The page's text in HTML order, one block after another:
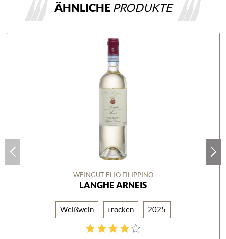
ÄHNLICHE PRODUKTE
WEINGUT ELIO FILIPPINO
LANGHE ARNEIS
Weißwein trocken 2025